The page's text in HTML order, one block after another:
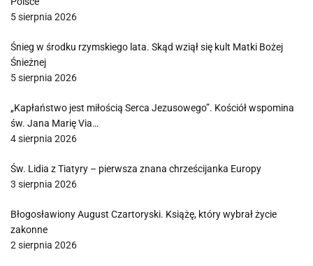
5 sierpnia 2026
Śnieg w środku rzymskiego lata. Skąd wziął się kult Matki Bożej
Śnieżnej
5 sierpnia 2026
„Kapłaństwo jest miłością Serca Jezusowego”. Kościół wspomina
św. Jana Marię Via…
4 sierpnia 2026
Św. Lidia z Tiatyry – pierwsza znana chrześcijanka Europy
3 sierpnia 2026
Błogosławiony August Czartoryski. Książę, który wybrał życie
zakonne
2 sierpnia 2026